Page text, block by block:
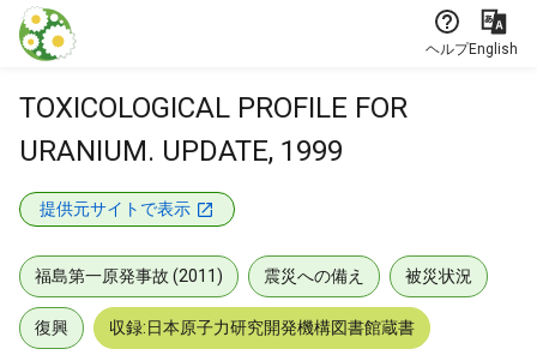
本文に飛ぶ
ヘルプEnglish
TOXICOLOGICAL PROFILE FOR
URANIUM. UPDATE, 1999
提供元サイトで表示
福島第一原発事故 (2011) 震災への備え 被災状況
復興 収録:日本原子力研究開発機構図書館蔵書